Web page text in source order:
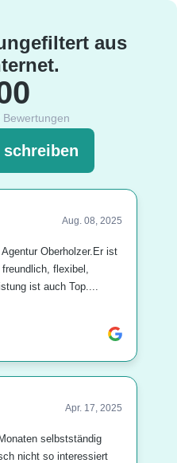
aus
Bewertungen
schreiben
Aug. 08, 2025
Oberholzer.Er ist
flexibel,
ist auch Top....
Apr. 17, 2025
selbstständig
nicht so interessiert